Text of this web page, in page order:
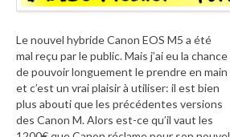
Le nouvel hybride Canon EOS M5 a été
mal reçu par le public. Mais j’ai eu la chance
de pouvoir longuement le prendre en main
et c’est un vrai plaisir à utiliser: il est bien
plus abouti que les précédentes versions
des Canon M. Alors est-ce qu’il vaut les